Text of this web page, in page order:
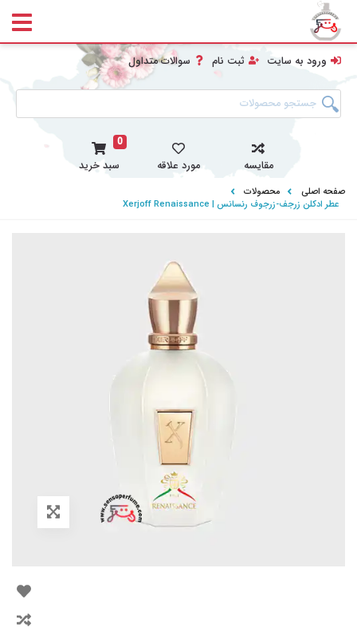
ورود به سایت ثبت نام سوالات متداول
مقایسه مورد علاقه
0
سبد خرید
صفحه اصلی
محصولات
عطر ادکلن زرجف-زرجوف رنسانس | Xerjoff Renaissance